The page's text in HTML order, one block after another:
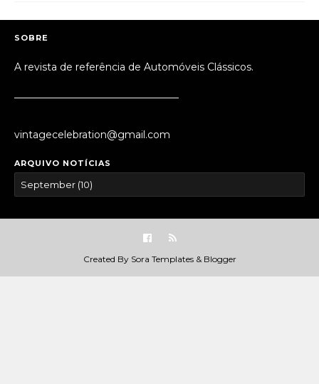
SOBRE
A revista de referência de Automóveis Clássicos.
vintagecelebration@gmail.com
ARQUIVO NOTÍCIAS
Created By Sora Templates& Blogger